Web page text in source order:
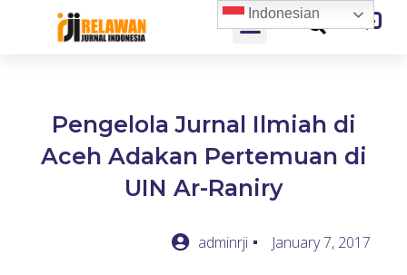
Pengelola Jurnal Ilmiah di
Aceh Adakan Pertemuan di
UIN Ar-Raniry
adminrji January 7, 2017
Indonesian